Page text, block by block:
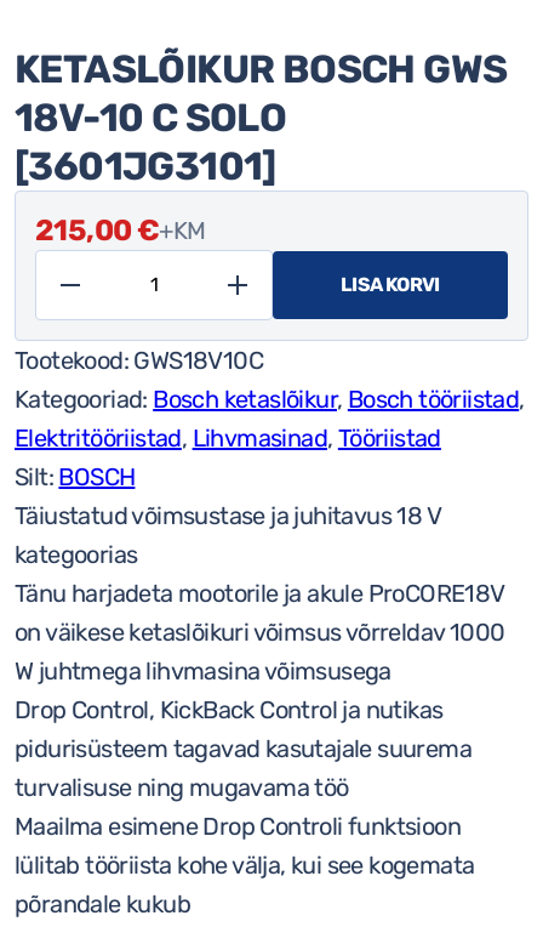
KETASLÕIKUR BOSCH GWS
18V-10 C SOLO
[3601JG3101]
215,00€+KM
Bosch
18V-
10
C
[3601JG3101]
kogus
LISA KORVI
Tootekood: GWS18V10C
Kategooriad: Bosch ketaslõikur, Bosch tööriistad,
Elektritööriistad, Lihvmasinad, Tööriistad
Silt: BOSCH
Täiustatud võimsustase ja juhitavus 18 V
kategoorias
Tänu harjadeta mootorile ja akule ProCORE18V
on väikese ketaslõikuri võimsus võrreldav 1000
W juhtmega lihvmasina võimsusega
Drop Control, KickBack Control ja nutikas
pidurisüsteem tagavad kasutajale suurema
turvalisuse ning mugavama töö
Maailma esimene Drop Controli funktsioon
lülitab tööriista kohe välja, kui see kogemata
põrandale kukub